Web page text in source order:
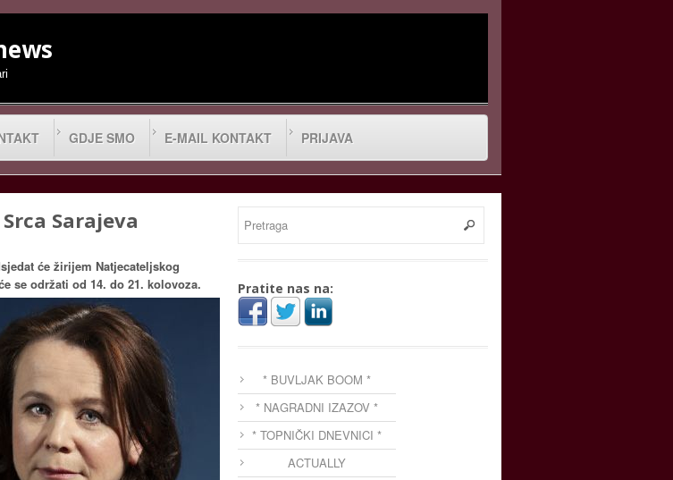
GDJE SMO E-MAIL KONTAKT PRIJAVA
Sarajeva
će žirijem Natjecateljskog
se održati od 14. do 21. kolovoza.
Pratite nas na:
* BUVLJAK BOOM *
* NAGRADNI IZAZOV *
* TOPNIČKI DNEVNICI *
ACTUALLY